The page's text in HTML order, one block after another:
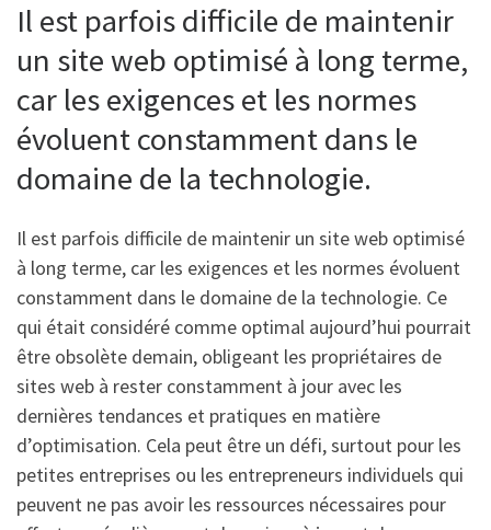
Il est parfois difficile de maintenir
un site web optimisé à long terme,
car les exigences et les normes
évoluent constamment dans le
domaine de la technologie.
Il est parfois difficile de maintenir un site web optimisé
à long terme, car les exigences et les normes évoluent
constamment dans le domaine de la technologie. Ce
qui était considéré comme optimal aujourd’hui pourrait
être obsolète demain, obligeant les propriétaires de
sites web à rester constamment à jour avec les
dernières tendances et pratiques en matière
d’optimisation. Cela peut être un défi, surtout pour les
petites entreprises ou les entrepreneurs individuels qui
peuvent ne pas avoir les ressources nécessaires pour